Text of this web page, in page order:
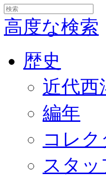
高度な検索
歴史
近代西
編年
コレク
スタッ